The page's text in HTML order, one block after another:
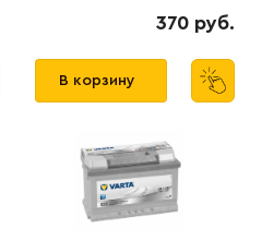
370 руб.
В корзину